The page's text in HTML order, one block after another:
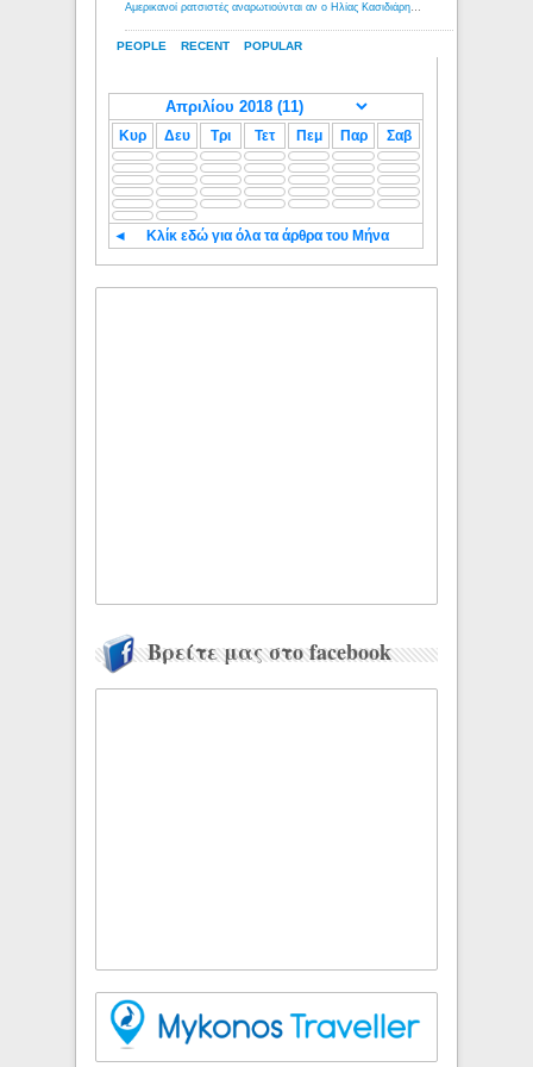
PEOPLE RECENT POPULAR
Αμερικανοί ρατσιστές αναρωτιούνται αν ο Ηλίας Κασιδιάρης ανήκει στη λευκή φυλή... - Λόγιος Ερμής
Κυρ Δευ Τρι Τετ Πεμ Παρ Σαβ
◄ Κλίκ εδώ για όλα τα άρθρα του Μήνα
Βρείτε μας στο facebook